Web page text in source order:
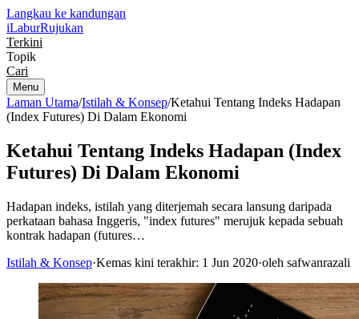
Langkau ke kandungan
iLaburRujukan
Terkini
Topik
Cari
Menu
Laman Utama/Istilah & Konsep/Ketahui Tentang Indeks Hadapan
(Index Futures) Di Dalam Ekonomi
Ketahui Tentang Indeks Hadapan (Index
Futures) Di Dalam Ekonomi
Hadapan indeks, istilah yang diterjemah secara lansung daripada
perkataan bahasa Inggeris, "index futures" merujuk kepada sebuah
kontrak hadapan (futures…
Istilah & Konsep·Kemas kini terakhir: 1 Jun 2020·oleh safwanrazali